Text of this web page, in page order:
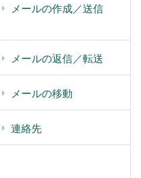
メールの作成／送信
メールの返信／転送
メールの移動
連絡先